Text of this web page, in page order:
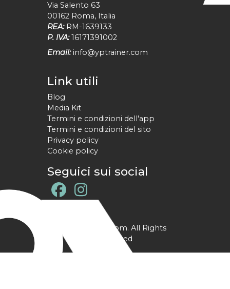
Via Salento 63
00162 Roma, Italia
REA: RM-1639133
P. IVA: 16171391002
Email: info@yptrainer.com
Link utili
Blog
Media Kit
Termini e condizioni dell'app
Termini e condizioni del sito
Privacy policy
Cookie policy
Seguici sui social
@ YPtrainer.com. All Rights
Reserved